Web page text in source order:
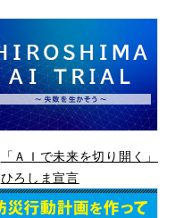
「ＡＩで未来を切り開く」
ひろしま宣言